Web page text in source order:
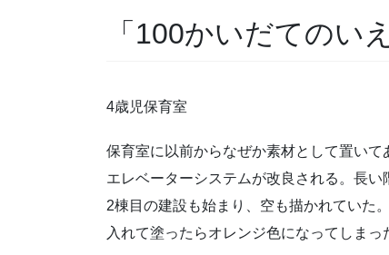
「100かいだてのいえ
4歳児保育室
保育室に以前からなぜか素材として置いて
エレベーターシステムが改良される。長い
2棟目の建設も始まり、空も描かれていた
入れて塗ったらオレンジ色になってしま